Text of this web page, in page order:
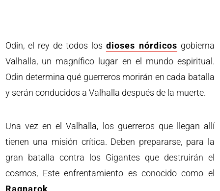
Odin, el rey de todos los dioses nórdicos gobierna
Valhalla, un magnífico lugar en el mundo espiritual.
Odin determina qué guerreros morirán en cada batalla
y serán conducidos a Valhalla después de la muerte.
Una vez en el Valhalla, los guerreros que llegan allí
tienen una misión crítica. Deben prepararse, para la
gran batalla contra los Gigantes que destruirán el
cosmos, Este enfrentamiento es conocido como el
Ragnarok.